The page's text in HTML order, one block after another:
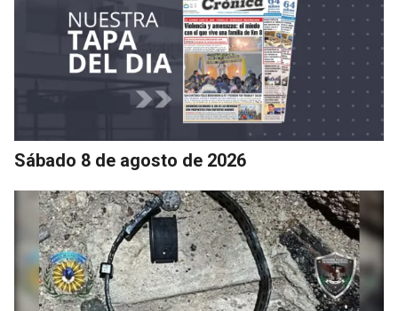
Sábado 8 de agosto de 2026